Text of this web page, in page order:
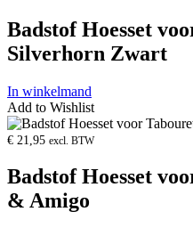
Badstof Hoesset
Silverhorn Zwart
In winkelmand
Add to Wishlist
Product
openen
€ 21,95 excl. BTW
Badstof Hoesset
& Amigo